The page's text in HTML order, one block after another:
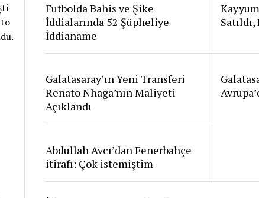
Futbolda Bahis ve Şike
İddialarında 52 Şüpheliye
İddianame
Galatasaray’ın Yeni Transferi
Renato Nhaga’nın Maliyeti
Açıklandı
Abdullah Avcı’dan Fenerbahçe
itirafı: Çok istemiştim